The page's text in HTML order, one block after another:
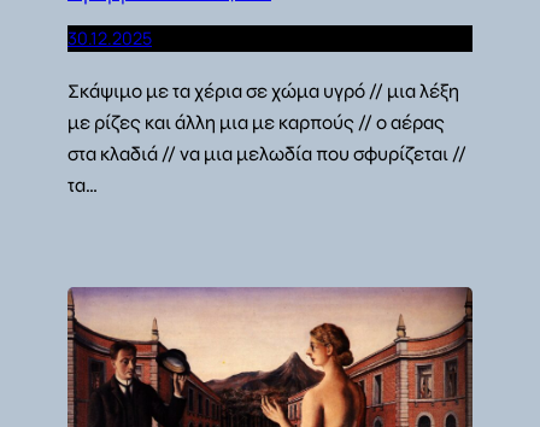
30.12.2025
Σκάψιμο με τα χέρια σε χώμα υγρό // μια λέξη
με ρίζες και άλλη μια με καρπούς // ο αέρας
στα κλαδιά // να μια μελωδία που σφυρίζεται //
τα…